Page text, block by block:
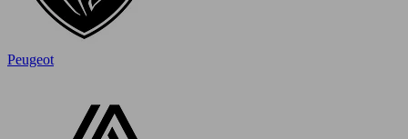
Peugeot